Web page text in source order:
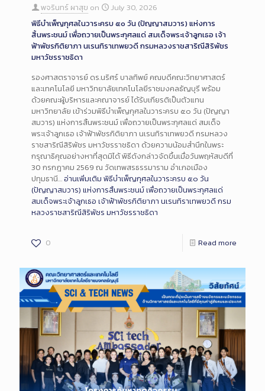
พจรินทร์ ผาสุข on
July 30, 2026
พิธีบำเพ็ญกุศลในวาระครบ ๕๐ วัน (ปัญญาสมวาร) แห่งการ
สิ้นพระชนม์ เพื่อถวายเป็นพระกุศลแด่ สมเด็จพระเจ้าลูกเธอ เจ้า
ฟ้าพัชรกิติยาภา นเรนทิราเทพยวดี กรมหลวงราชสาริณีสิริพัชร
มหาวัชรราชธิดา
รองศาสตราจารย์ ดร.นริศร์ บาลทิพย์ คณบดีคณะวิทยาศาสตร์
และเทคโนโลยี มหาวิทยาลัยเทคโนโลยีราชมงคลธัญบุรี พร้อม
ด้วยคณะผู้บริหารและคณาจารย์ ได้รับเกียรติเป็นตัวแทน
มหาวิทยาลัย เข้าร่วมพิธีบำเพ็ญกุศลในวาระครบ ๕๐ วัน (ปัญญา
สมวาร) แห่งการสิ้นพระชนม์ เพื่อถวายเป็นพระกุศลแด่ สมเด็จ
พระเจ้าลูกเธอ เจ้าฟ้าพัชรกิติยาภา นเรนทิราเทพยวดี กรมหลวง
ราชสาริณีสิริพัชร มหาวัชรราชธิดา ด้วยความน้อมสำนึกในพระ
กรุณาธิคุณอย่างหาที่สุดมิได้ พิธีดังกล่าวจัดขึ้นเมื่อวันพฤหัสบดีที่
30 กรกฎาคม 2569 ณ วัดเทพสรธรรมาราม อำเภอเมือง
ปทุมธานี…อ่านเพิ่มเติม พิธีบำเพ็ญกุศลในวาระครบ ๕๐ วัน
(ปัญญาสมวาร) แห่งการสิ้นพระชนม์ เพื่อถวายเป็นพระกุศลแด่
สมเด็จพระเจ้าลูกเธอ เจ้าฟ้าพัชรกิติยาภา นเรนทิราเทพยวดี กรม
หลวงราชสาริณีสิริพัชร มหาวัชรราชธิดา
0 Read more